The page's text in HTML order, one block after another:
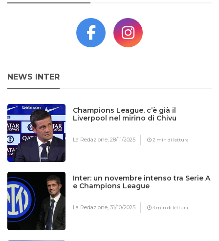
NEWS INTER
Champions League, c’è già il
Liverpool nel mirino di Chivu
La Redazione,28/11/2025 2 min di lettura
Inter: un novembre intenso tra Serie A
e Champions League
La Redazione,31/10/2025 3 min di lettura